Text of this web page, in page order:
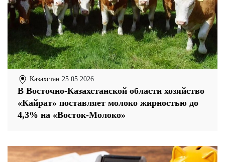
Казахстан 25.05.2026
В Восточно-Казахстанской области хозяйство
«Кайрат» поставляет молоко жирностью до
4,3% на «Восток-Молоко»